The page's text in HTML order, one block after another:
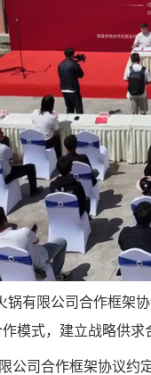
有限公司合作框架
模式，建立战略供求
公司合作框架协议